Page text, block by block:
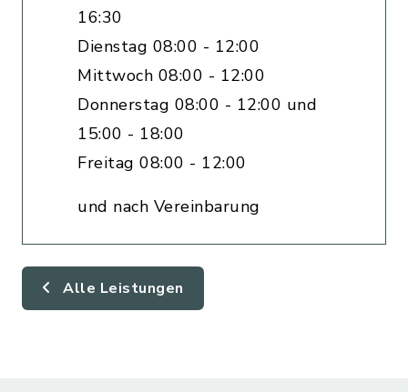
16:30
Dienstag 08:00 - 12:00
Mittwoch 08:00 - 12:00
Donnerstag 08:00 - 12:00 und
15:00 - 18:00
Freitag 08:00 - 12:00
und nach Vereinbarung
Alle Leistungen